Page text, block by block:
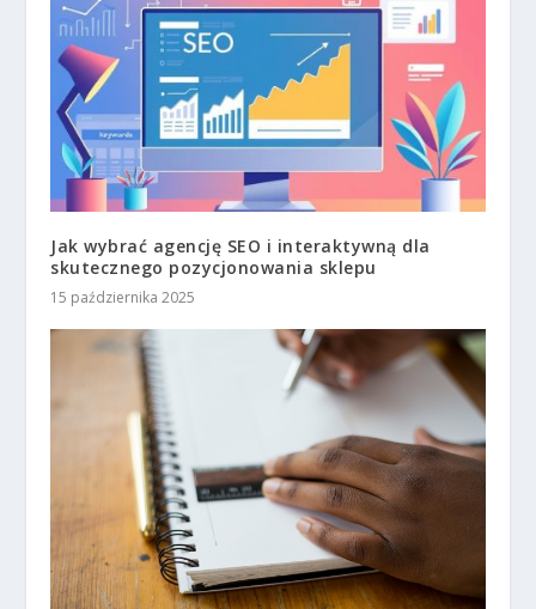
Jak wybrać agencję SEO i interaktywną dla
skutecznego pozycjonowania sklepu
15 października 2025